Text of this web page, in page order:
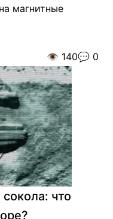
магнитные
👁️ 140💬 0
что